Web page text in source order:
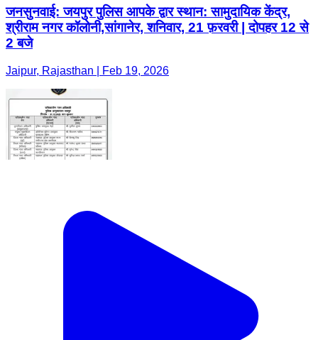
जनसुनवाई: जयपुर पुलिस आपके द्वार स्थान: सामुदायिक केंद्र,
श्रीराम नगर कॉलोनी,सांगानेर, शनिवार, 21 फ़रवरी | दोपहर 12 से
2 बजे
Jaipur, Rajasthan | Feb 19, 2026